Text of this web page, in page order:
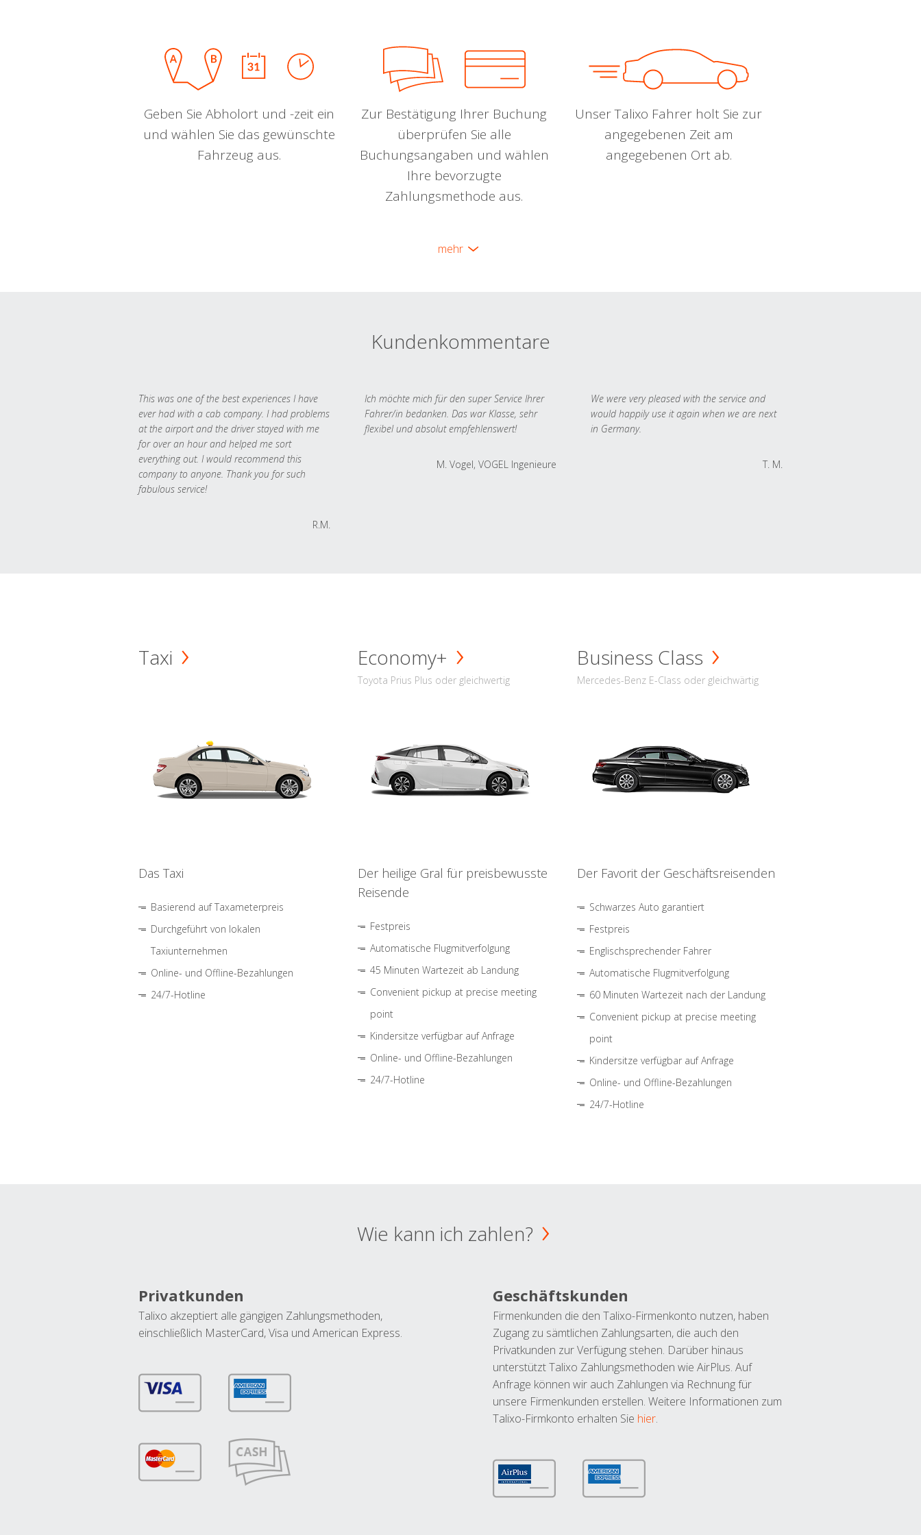
Geben Sie Abholort und -zeit ein
und wählen Sie das gewünschte
Fahrzeug aus.
Zur Bestätigung Ihrer Buchung
überprüfen Sie alle
Buchungsangaben und wählen
Ihre bevorzugte
Zahlungsmethode aus.
Unser Talixo Fahrer holt Sie zur
angegebenen Zeit am
angegebenen Ort ab.
mehr
Kundenkommentare
This was one of the best experiences I have
ever had with a cab company. I had problems
at the airport and the driver stayed with me
for over an hour and helped me sort
everything out. I would recommend this
company to anyone. Thank you for such
fabulous service!
R.M.
Ich möchte mich für den super Service Ihrer
Fahrer/in bedanken. Das war Klasse, sehr
flexibel und absolut empfehlenswert!
M. Vogel, VOGEL Ingenieure
We were very pleased with the service and
would happily use it again when we are next
in Germany.
T. M.
Taxi
Das Taxi
Basierend auf Taxameterpreis
Durchgeführt von lokalen
Taxiunternehmen
Online- und Offline-Bezahlungen
24/7-Hotline
Economy+
Toyota Prius Plus oder gleichwertig
Der heilige Gral für preisbewusste
Reisende
Festpreis
Automatische Flugmitverfolgung
45 Minuten Wartezeit ab Landung
Convenient pickup at precise meeting
point
Kindersitze verfügbar auf Anfrage
Online- und Offline-Bezahlungen
24/7-Hotline
Business Class
Mercedes-Benz E-Class oder gleichwärtig
Der Favorit der Geschäftsreisenden
Schwarzes Auto garantiert
Festpreis
Englischsprechender Fahrer
Automatische Flugmitverfolgung
60 Minuten Wartezeit nach der Landung
Convenient pickup at precise meeting
point
Kindersitze verfügbar auf Anfrage
Online- und Offline-Bezahlungen
24/7-Hotline
Wie kann ich zahlen?
Privatkunden
Talixo akzeptiert alle gängigen Zahlungsmethoden,
einschließlich MasterCard, Visa und American Express.
Geschäftskunden
Firmenkunden die den Talixo-Firmenkonto nutzen, haben
Zugang zu sämtlichen Zahlungsarten, die auch den
Privatkunden zur Verfügung stehen. Darüber hinaus
unterstützt Talixo Zahlungsmethoden wie AirPlus. Auf
Anfrage können wir auch Zahlungen via Rechnung für
unsere Firmenkunden erstellen. Weitere Informationen zum
Talixo-Firmkonto erhalten Sie hier.